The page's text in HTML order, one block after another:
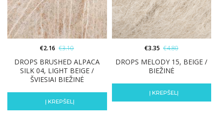
DROPS BRUSHED ALPACA
SILK 04, LIGHT BEIGE /
ŠVIESIAI BIEŽINĖ
€2.16 €3.10
Į KREPŠELĮ
DROPS MELODY 15, BEIGE /
BIEŽINĖ
€3.35 €4.80
Į KREPŠELĮ